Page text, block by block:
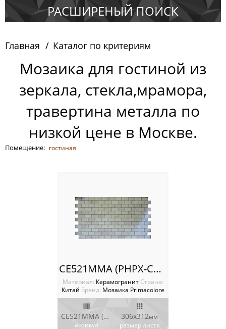
Испания
Китай
Россия
РАСШИРЕНЫЙ ПОИСК
Главная Каталог по критериям
Мозаика для гостиной из
зеркала, стекла,мрамора,
травертина металла по
низкой цене в Москве.
Помещение: гостиная
CE521MMA (PHPX-CR 81) Мозаика Primacolore
Материал: Керамогранит Cтрана:
Китай Бренд: Мозаика Primacolore
CE521MMA (PHPX-CR 81)
артикул
306x312мм
размер листа